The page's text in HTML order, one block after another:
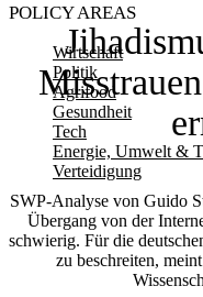
POLICY AREAS
Wirtschaft
Politik
Agrifood
Gesundheit
Tech
Energie, Umwelt &
Verteidigung
SWP-Analyse von Guido
Übergang von der
schwierig. Für die
zu beschreiten,